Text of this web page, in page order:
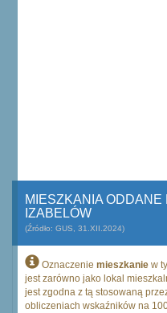
MIESZKANIA ODDANE
IZABELÓW
(Źródło: GUS, 31.XII.2024)
Oznaczenie mieszkanie w
jest zarówno jako lokal
jest zgodna z tą stosowaną
obliczeniach wskaźników na